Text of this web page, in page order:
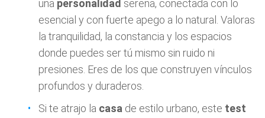
una personalidad serena, conectada con lo
esencial y con fuerte apego a lo natural. Valoras
la tranquilidad, la constancia y los espacios
donde puedes ser tú mismo sin ruido ni
presiones. Eres de los que construyen vínculos
profundos y duraderos.
Si te atrajo la casa de estilo urbano, este test